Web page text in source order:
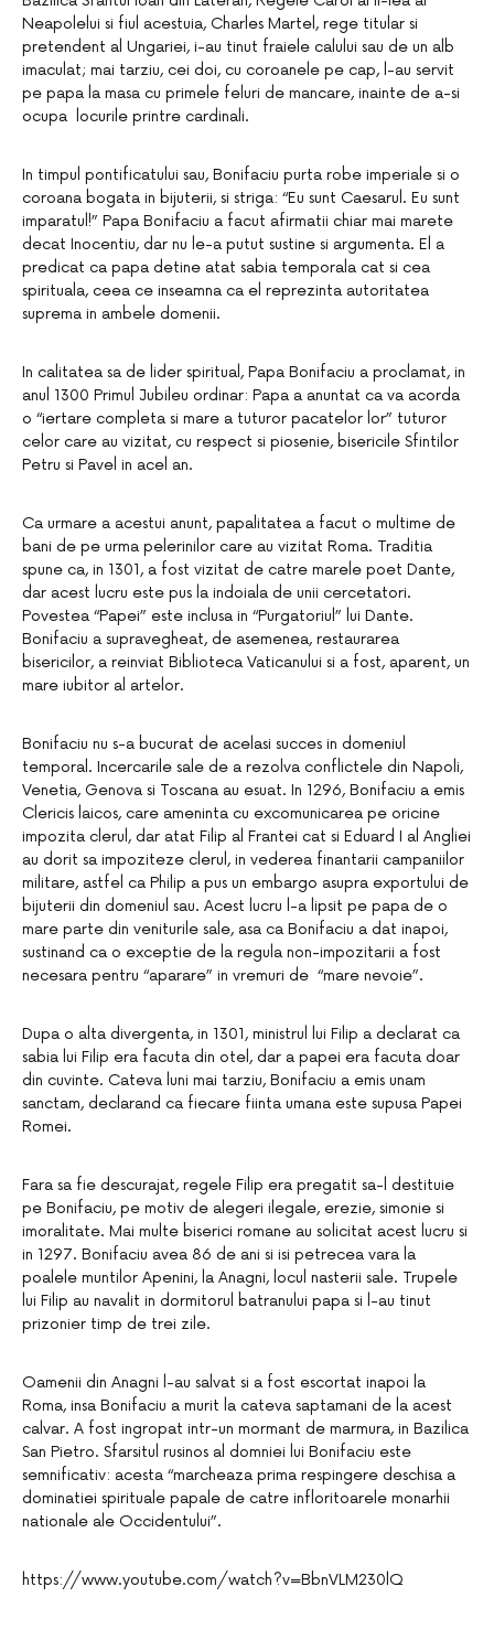
Neapolelui si fiul acestuia, Charles Martel, rege titular si
pretendent al Ungariei, i-au tinut fraiele calului sau de un alb
imaculat; mai tarziu, cei doi, cu coroanele pe cap, l-au servit
pe papa la masa cu primele feluri de mancare, inainte de a-si
ocupa locurile printre cardinali.
In timpul pontificatului sau, Bonifaciu purta robe imperiale si o
coroana bogata in bijuterii, si striga: “Eu sunt Caesarul. Eu sunt
imparatul!” Papa Bonifaciu a facut afirmatii chiar mai marete
decat Inocentiu, dar nu le-a putut sustine si argumenta. El a
predicat ca papa detine atat sabia temporala cat si cea
spirituala, ceea ce inseamna ca el reprezinta autoritatea
suprema in ambele domenii.
In calitatea sa de lider spiritual, Papa Bonifaciu a proclamat, in
anul 1300 Primul Jubileu ordinar: Papa a anuntat ca va acorda
o “iertare completa si mare a tuturor pacatelor lor” tuturor
celor care au vizitat, cu respect si piosenie, bisericile Sfintilor
Petru si Pavel in acel an.
Ca urmare a acestui anunt, papalitatea a facut o multime de
bani de pe urma pelerinilor care au vizitat Roma. Traditia
spune ca, in 1301, a fost vizitat de catre marele poet Dante,
dar acest lucru este pus la indoiala de unii cercetatori.
Povestea “Papei” este inclusa in “Purgatoriul” lui Dante.
Bonifaciu a supravegheat, de asemenea, restaurarea
bisericilor, a reinviat Biblioteca Vaticanului si a fost, aparent, un
mare iubitor al artelor.
Bonifaciu nu s-a bucurat de acelasi succes in domeniul
temporal. Incercarile sale de a rezolva conflictele din Napoli,
Venetia, Genova si Toscana au esuat. In 1296, Bonifaciu a emis
Clericis laicos, care ameninta cu excomunicarea pe oricine
impozita clerul, dar atat Filip al Frantei cat si Eduard I al Angliei
au dorit sa impoziteze clerul, in vederea finantarii campaniilor
militare, astfel ca Philip a pus un embargo asupra exportului de
bijuterii din domeniul sau. Acest lucru l-a lipsit pe papa de o
mare parte din veniturile sale, asa ca Bonifaciu a dat inapoi,
sustinand ca o exceptie de la regula non-impozitarii a fost
necesara pentru “aparare” in vremuri de “mare nevoie”.
Dupa o alta divergenta, in 1301, ministrul lui Filip a declarat ca
sabia lui Filip era facuta din otel, dar a papei era facuta doar
din cuvinte. Cateva luni mai tarziu, Bonifaciu a emis unam
sanctam, declarand ca fiecare fiinta umana este supusa Papei
Romei.
Fara sa fie descurajat, regele Filip era pregatit sa-l destituie
pe Bonifaciu, pe motiv de alegeri ilegale, erezie, simonie si
imoralitate. Mai multe biserici romane au solicitat acest lucru si
in 1297. Bonifaciu avea 86 de ani si isi petrecea vara la
poalele muntilor Apenini, la Anagni, locul nasterii sale. Trupele
lui Filip au navalit in dormitorul batranului papa si l-au tinut
prizonier timp de trei zile.
Oamenii din Anagni l-au salvat si a fost escortat inapoi la
Roma, insa Bonifaciu a murit la cateva saptamani de la acest
calvar. A fost ingropat intr-un mormant de marmura, in Bazilica
San Pietro. Sfarsitul rusinos al domniei lui Bonifaciu este
semnificativ: acesta “marcheaza prima respingere deschisa a
dominatiei spirituale papale de catre infloritoarele monarhii
nationale ale Occidentului”.
https://www.youtube.com/watch?v=BbnVLM230lQ